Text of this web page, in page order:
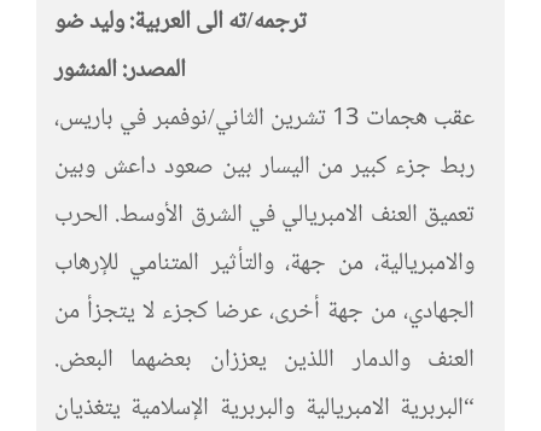
ترجمه‫/‬ته الى العربية‫:‬ وليد ضو
المصدر‫:‬ المنشور
‫عقب هجمات 13 تشرين الثاني/نوفمبر في باريس،
ربط جزء كبير من اليسار بين صعود داعش وبين
تعميق العنف ‬الامبريالي في الشرق الأوسط. الحرب
والامبريالية، من جهة، والتأثير المتنامي للإرهاب
الجهادي، من جهة أخرى، عرضا كجزء لا يتجزأ من
العنف والدمار اللذين يعززان بعضهما البعض.
“البربرية الامبريالية والبربرية الإسلامية يتغذيان